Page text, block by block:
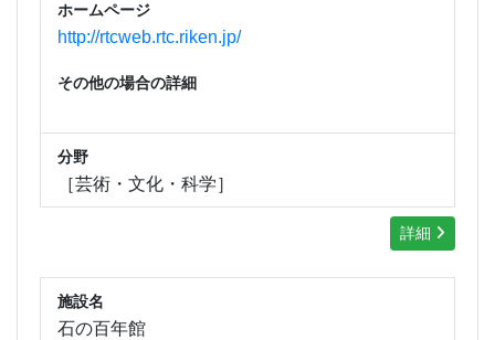
ホームページ
http://rtcweb.rtc.riken.jp/
その他の場合の詳細
分野
［芸術・文化・科学］
詳細
施設名
石の百年館